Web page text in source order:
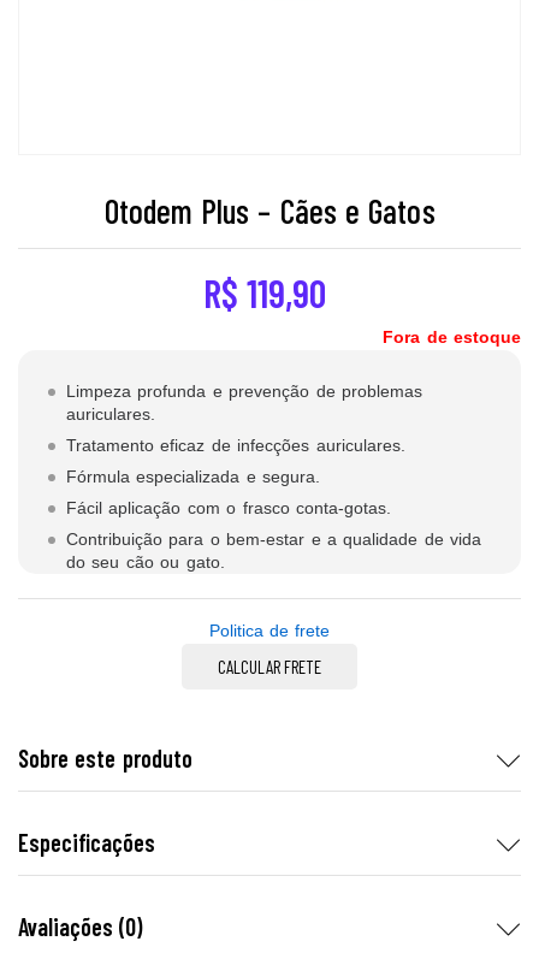
Otodem Plus – Cães e Gatos
R$ 119,90
Fora de estoque
Limpeza profunda e prevenção de problemas
auriculares.
Tratamento eficaz de infecções auriculares.
Fórmula especializada e segura.
Fácil aplicação com o frasco conta-gotas.
Contribuição para o bem-estar e a qualidade de vida
do seu cão ou gato.
Politica de frete
CALCULAR FRETE
Sobre este produto
Especificações
Avaliações (0)